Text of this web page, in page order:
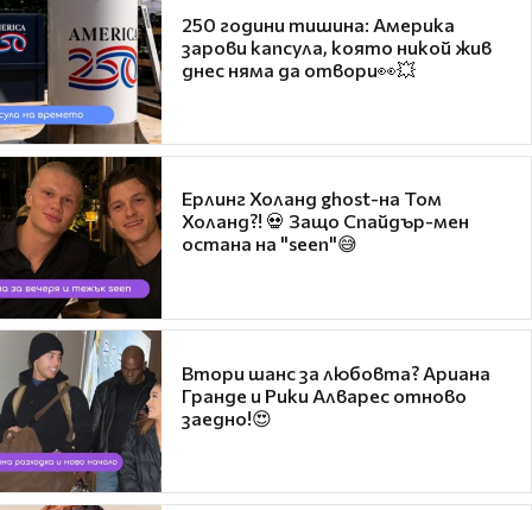
250 години тишина: Америка
зарови капсула, която никой жив
днес няма да отвори👀💥
Ерлинг Холанд ghost-на Том
Холанд?! 💀 Защо Спайдър-мен
остана на "seen"😅
Втори шанс за любовта? Ариана
Гранде и Рики Алварес отново
заедно!😍